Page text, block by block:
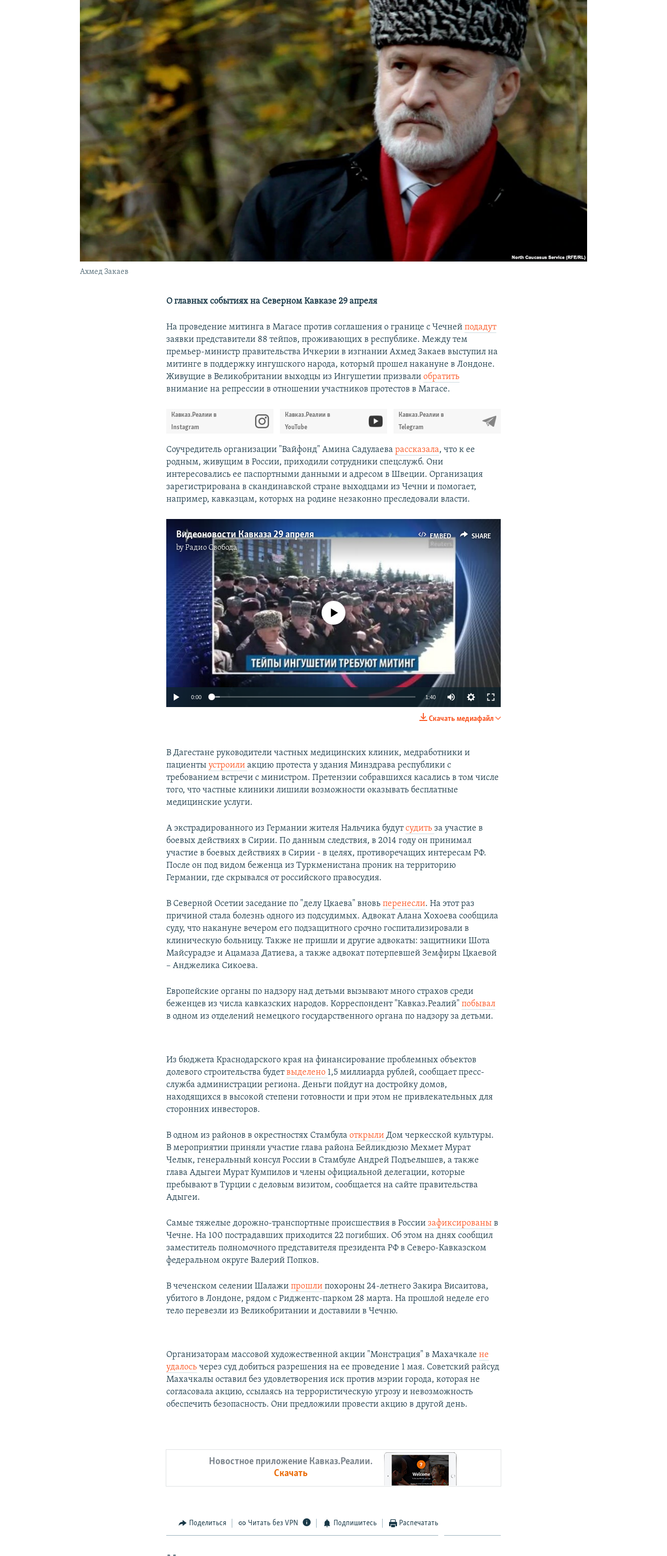
ПОДПИШИТЕСЬ НА РАССЫЛКУ
Ахмед Закаев
О главных событиях на Северном Кавказе 29 апреля
На проведение митинга в Магасе против соглашения о границе с Чечнейподадут
заявки представители 88 тейпов, проживающих в республике. Между тем
премьер-министр правительства Ичкерии в изгнании Ахмед Закаев выступил на
митинге в поддержку ингушского народа, который прошел накануне в Лондоне.
Живущие в Великобритании выходцы из Ингушетии призвалиобратить
внимание на репрессии в отношении участников протестов в Магасе.
Кавказ.Реалии в
Instagram
Кавказ.Реалии в
YouTube
Кавказ.Реалии в
Telegram
Соучредитель организации "Вайфонд" Амина Садулаеварассказала, что к ее
родным, живущим в России, приходили сотрудники спецслужб. Они
интересовались ее паспортными данными и адресом в Швеции. Организация
зарегистрирована в скандинавской стране выходцами из Чечни и помогает,
например, кавказцам, которых на родине незаконно преследовали власти.
EMBED SHARE
Видеоновости Кавказа 29 апреля
byРадио Свобода
SHARE
No media source currently available
0:00 1:40
Скачать медиафайл
В Дагестане руководители частных медицинских клиник, медработники и
пациентыустроилиакцию протеста у здания Минздрава республики с
требованием встречи с министром. Претензии собравшихся касались в том числе
того, что частные клиники лишили возможности оказывать бесплатные
медицинские услуги.
А экстрадированного из Германии жителя Нальчика будутсудитьза участие в
боевых действиях в Сирии. По данным следствия, в 2014 году он принимал
участие в боевых действиях в Сирии - в целях, противоречащих интересам РФ.
После он под видом беженца из Туркменистана проник на территорию
Германии, где скрывался от российского правосудия.
В Северной Осетии заседание по "делу Цкаева" вновьперенесли. На этот раз
причиной стала болезнь одного из подсудимых. Адвокат Алана Хохоева сообщила
суду, что накануне вечером его подзащитного срочно госпитализировали в
клиническую больницу. Также не пришли и другие адвокаты: защитники Шота
Майсурадзе и Ацамаза Датиева, а также адвокат потерпевшей Земфиры Цкаевой
– Анджелика Сикоева.
Европейские органы по надзору над детьми вызывают много страхов среди
беженцев из числа кавказских народов. Корреспондент "Кавказ.Реалий"побывал
в одном из отделений немецкого государственного органа по надзору за детьми.
Из бюджета Краснодарского края на финансирование проблемных объектов
долевого строительства будетвыделено 1,5 миллиарда рублей, сообщает пресс-
служба администрации региона. Деньги пойдут на достройку домов,
находящихся в высокой степени готовности и при этом не привлекательных для
сторонних инвесторов.
В одном из районов в окрестностях СтамбулаоткрылиДом черкесской культуры.
В мероприятии приняли участие глава района Бейликдюзю Мехмет Мурат
Челык, генеральный консул России в Стамбуле Андрей Подъелышев, а также
глава Адыгеи Мурат Кумпилов и члены официальной делегации, которые
пребывают в Турции с деловым визитом, сообщается на сайте правительства
Адыгеи.
Самые тяжелые дорожно-транспортные происшествия в Россиизафиксированыв
Чечне. На 100 пострадавших приходится 22 погибших. Об этом на днях сообщил
заместитель полномочного представителя президента РФ в Северо-Кавказском
федеральном округе Валерий Попков.
В чеченском селении Шалажипрошлипохороны 24-летнего Закира Висаитова,
убитого в Лондоне, рядом с Риджентс-парком 28 марта. На прошлой неделе его
тело перевезли из Великобритании и доставили в Чечню.
Организаторам массовой художественной акции "Монстрация" в Махачкалене
удалось через суд добиться разрешения на ее проведение 1 мая. Советский райсуд
Махачкалы оставил без удовлетворения иск против мэрии города, которая не
согласовала акцию, ссылаясь на террористическую угрозу и невозможность
обеспечить безопасность. Они предложили провести акцию в другой день.
Новостное приложение Кавказ.Реалии.
Скачать
Поделиться Читать без VPN Подпишитесь Распечатать